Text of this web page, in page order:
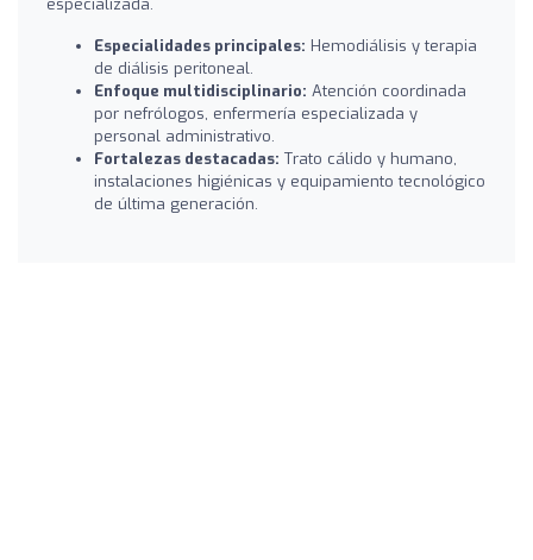
especializada.
Especialidades principales: Hemodiálisis y terapia
de diálisis peritoneal.
Enfoque multidisciplinario: Atención coordinada
por nefrólogos, enfermería especializada y
personal administrativo.
Fortalezas destacadas: Trato cálido y humano,
instalaciones higiénicas y equipamiento tecnológico
de última generación.